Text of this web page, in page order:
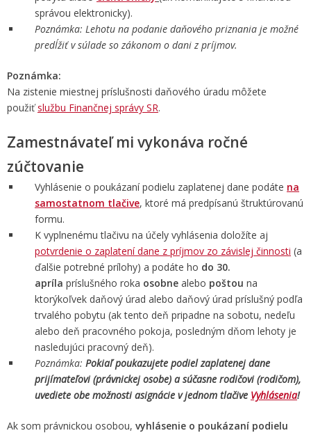
správou elektronicky).
Poznámka: Lehotu na podanie daňového priznania je možné
predĺžiť v súlade so zákonom o dani z príjmov.
Poznámka:
Na zistenie miestnej príslušnosti daňového úradu môžete
použiťslužbu Finančnej správy SR.
Zamestnávateľ mi vykonáva ročné
zúčtovanie
Vyhlásenie o poukázaní podielu zaplatenej dane podáte na
samostatnom tlačive, ktoré má predpísanú štruktúrovanú
formu.
K vyplnenému tlačivu na účely vyhlásenia doložíte aj
potvrdenie o zaplatení dane z príjmov zo závislej činnosti (a
ďalšie potrebné prílohy) a podáte ho do 30.
apríla príslušného roka osobne alebo poštou na
ktorýkoľvek daňový úrad alebo daňový úrad príslušný podľa
trvalého pobytu (ak tento deň pripadne na sobotu, nedeľu
alebo deň pracovného pokoja, posledným dňom lehoty je
nasledujúci pracovný deň).
Poznámka: Pokiaľ poukazujete podiel zaplatenej dane
prijímateľovi (právnickej osobe) a súčasne rodičovi (rodičom),
uvediete obe možnosti asignácie v jednom tlačive Vyhlásenia!
Ak som právnickou osobou, vyhlásenie o poukázaní podielu